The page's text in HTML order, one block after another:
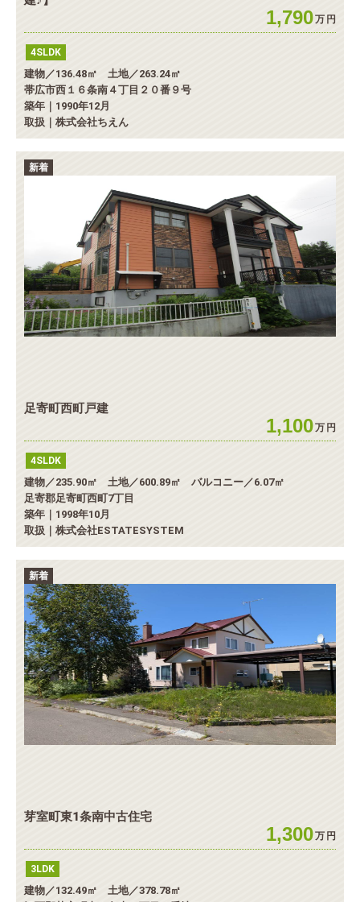
1,790万 円
4SLDK
建物／136.48㎡ 土地／263.24㎡
帯広市西１６条南４丁目２０番９号
築年｜1990年12月
取扱｜株式会社ちえん
新着
足寄町西町戸建
1,100万 円
4SLDK
建物／235.90㎡ 土地／600.89㎡ バルコニー／6.07㎡
足寄郡足寄町西町7丁目
築年｜1998年10月
取扱｜株式会社ESTATESYSTEM
新着
芽室町東1条南中古住宅
1,300万 円
3LDK
建物／132.49㎡ 土地／378.78㎡